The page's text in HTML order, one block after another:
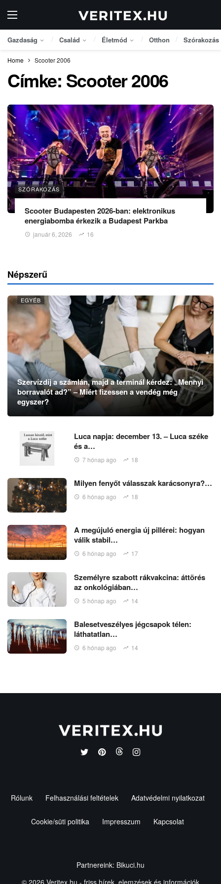
Gazdaság Család Életmód Otthon Szórakozás
Home Scooter 2006
Címke: Scooter 2006
SZÓRAKOZÁS
Scooter Budapesten 2026-ban: elektronikus
energiabomba érkezik a Budapest Parkba
január 6, 2026 16
Népszerű
EGYÉB
Szervízdíj a számlán, majd a terminál kérdez: „Mennyi
borravalót ad?” – Miért fizessen a vendég még
egyszer?
Luca napja: december 13. – Luca széke
és a…
7 hónap ago 18
Milyen fenyőt válasszak karácsonyra?…
6 hónap ago 18
A megújuló energia új pillérei: hogyan
válik stabil…
6 hónap ago 17
Személyre szabott rákvakcina: áttörés
az onkológiában…
5 hónap ago 14
Balesetveszélyes jégcsapok télen:
láthatatlan…
6 hónap ago 14
Rólunk Felhasználási feltételek Adatvédelmi nyilatkozat
Cookie/süti politika Impresszum Kapcsolat
Partnereink: Bikuci.hu
© 2026 Veritex.hu - friss hírek, elemzések és információk